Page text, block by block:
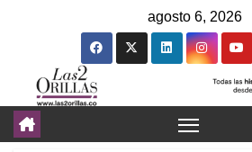
agosto 6, 2026